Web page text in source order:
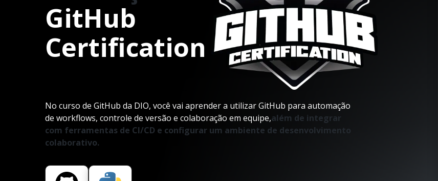
GitHub
Certification
No curso de GitHub da DIO, você vai aprender a utilizar GitHub para automação
de workflows, controle de versão e colaboração em equipe,além de integrar
com ferramentas de CI/CD e configurar um ambiente de desenvolvimento
colaborativo.